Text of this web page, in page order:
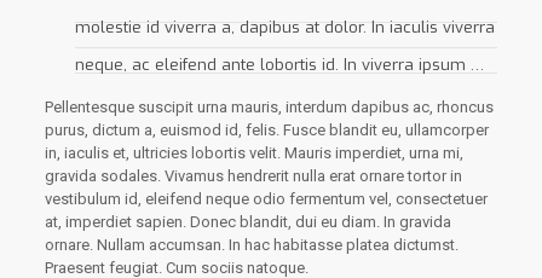
molestie id viverra a, dapibus at dolor. In iaculis viverra
neque, ac eleifend ante lobortis id. In viverra ipsum …
Pellentesque suscipit urna mauris, interdum dapibus ac, rhoncus
purus, dictum a, euismod id, felis. Fusce blandit eu, ullamcorper
in, iaculis et, ultricies lobortis velit. Mauris imperdiet, urna mi,
gravida sodales. Vivamus hendrerit nulla erat ornare tortor in
vestibulum id, eleifend neque odio fermentum vel, consectetuer
at, imperdiet sapien. Donec blandit, dui eu diam. In gravida
ornare. Nullam accumsan. In hac habitasse platea dictumst.
Praesent feugiat. Cum sociis natoque.